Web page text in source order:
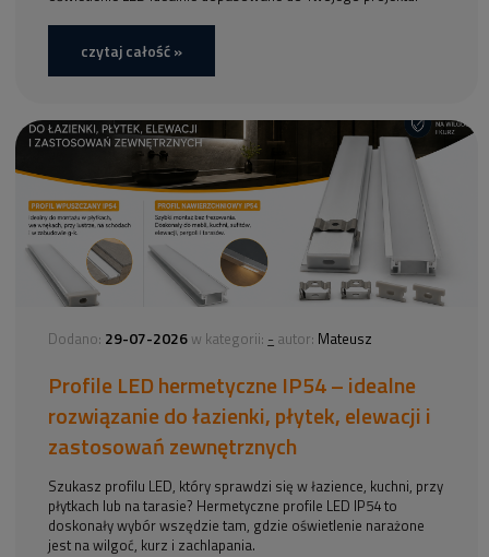
czytaj całość »
Dodano: 29-07-2026 w kategorii: - autor: Mateusz
Profile LED hermetyczne IP54 – idealne
rozwiązanie do łazienki, płytek, elewacji i
zastosowań zewnętrznych
Szukasz profilu LED, który sprawdzi się w łazience, kuchni, przy
płytkach lub na tarasie? Hermetyczne profile LED IP54 to
doskonały wybór wszędzie tam, gdzie oświetlenie narażone
jest na wilgoć, kurz i zachlapania.